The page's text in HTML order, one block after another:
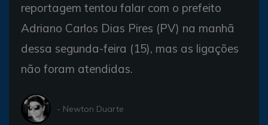
reportagem tentou falar com o prefeito
Adriano Carlos Dias Pires (PV) na manhã
dessa segunda-feira (15), mas as ligações
não foram atendidas.
- Newton Duarte